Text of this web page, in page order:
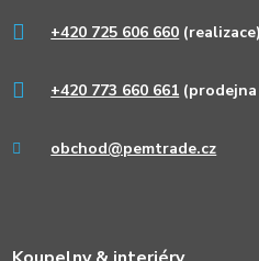
+420 725 606 660 (realizace)
+420 773 660 661
obchod@pemtrade.cz